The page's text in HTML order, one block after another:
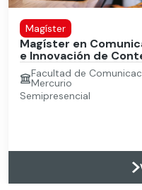
Magíster
Magíster en
e Innovación de
Facultad de
Mercurio
Semipresencial